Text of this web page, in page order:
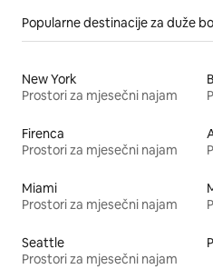
Popularne destinacije za duže
New York
Prostori za mjesečni najam
Firenca
Prostori za mjesečni najam
Miami
Prostori za mjesečni najam
Seattle
Prostori za mjesečni najam